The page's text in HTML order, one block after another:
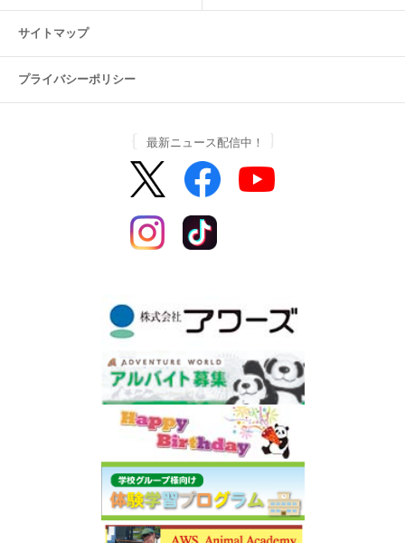
サイトマップ
プライバシーポリシー
最新ニュース配信中！